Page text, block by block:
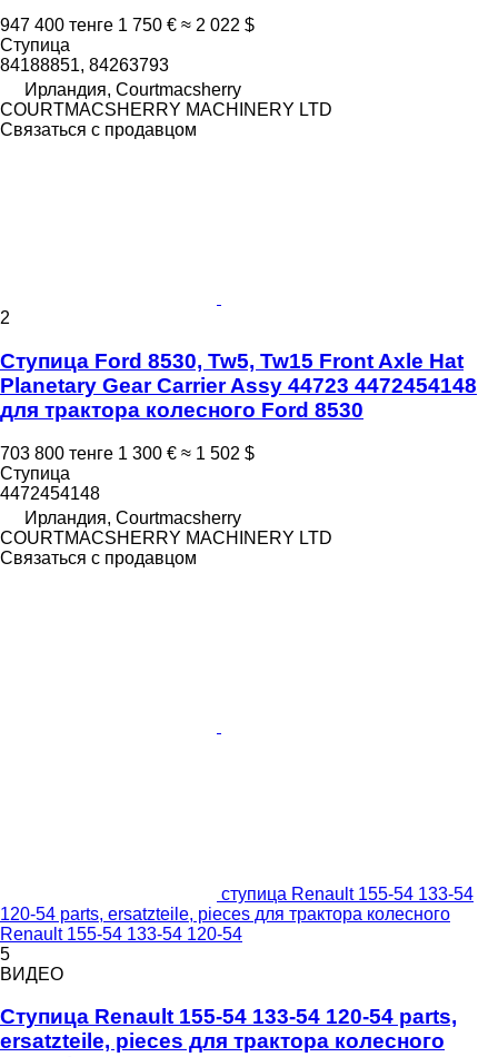
947 400 тенге 1 750 € ≈ 2 022 $
Ступица
84188851, 84263793
Ирландия, Courtmacsherry
COURTMACSHERRY MACHINERY LTD
Связаться с продавцом
2
Ступица Ford 8530, Tw5, Tw15 Front Axle Hat
Planetary Gear Carrier Assy 44723 4472454148
для трактора колесного Ford 8530
703 800 тенге 1 300 € ≈ 1 502 $
Ступица
4472454148
Ирландия, Courtmacsherry
COURTMACSHERRY MACHINERY LTD
Связаться с продавцом
ступица Renault 155-54 133-54
120-54 parts, ersatzteile, pieces для трактора колесного
Renault 155-54 133-54 120-54
5
ВИДЕО
Ступица Renault 155-54 133-54 120-54 parts,
ersatzteile, pieces для трактора колесного